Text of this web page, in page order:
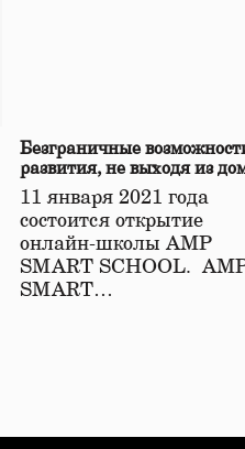
Безграничные
развития, не выходя из
11 января 2021 года
состоится открытие
онлайн-школы АМР
SMART SCHOOL.
SMART…